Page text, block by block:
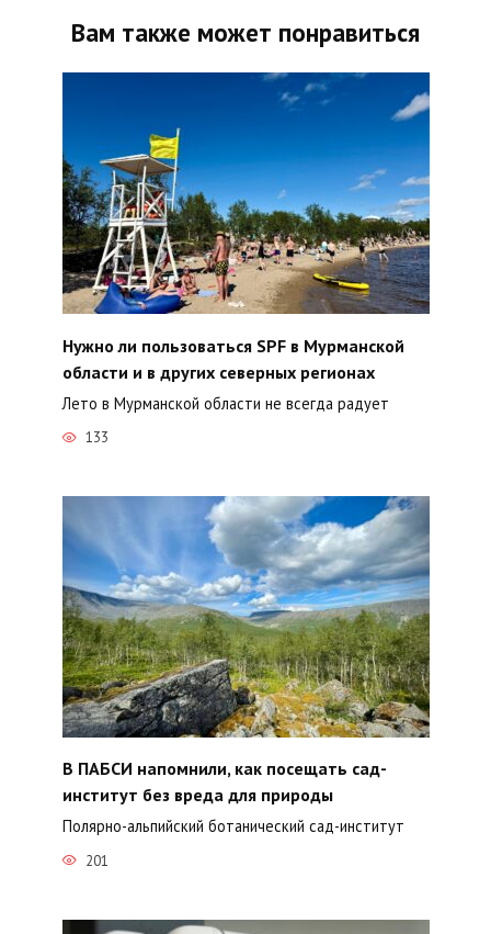
Вам также может понравиться
Нужно ли пользоваться SPF в Мурманской
области и в других северных регионах
Лето в Мурманской области не всегда радует
133
В ПАБСИ напомнили, как посещать сад-
институт без вреда для природы
Полярно-альпийский ботанический сад-институт
201